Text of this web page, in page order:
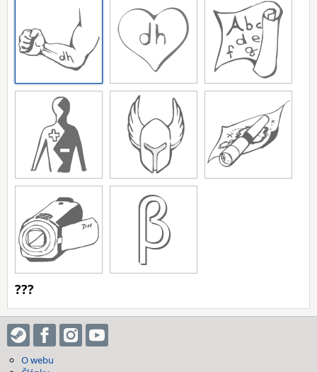
???
O webu